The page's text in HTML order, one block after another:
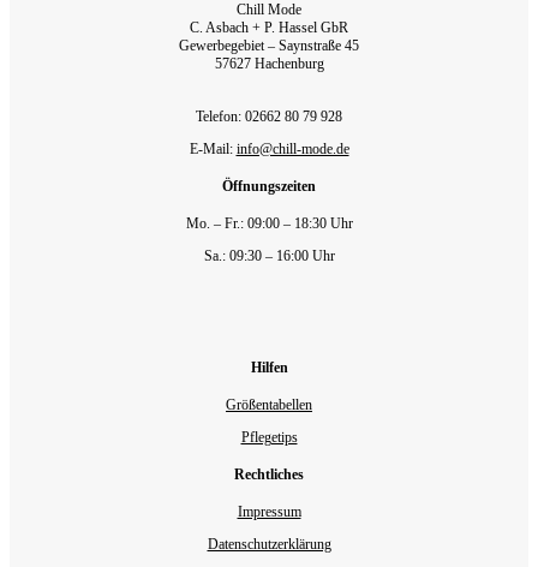
Chill Mode
C. Asbach + P. Hassel GbR
Gewerbegebiet – Saynstraße 45
57627 Hachenburg
Telefon: 02662 80 79 928‬
E-Mail: info@chill-mode.de
Öffnungszeiten
Mo. – Fr.: 09:00 – 18:30 Uhr
Sa.: 09:30 – 16:00 Uhr
Hilfen
Größentabellen
Pflegetips
Rechtliches
Impressum
Datenschutzerklärung